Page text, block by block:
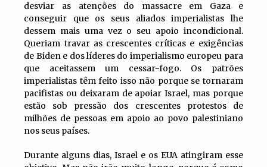
desviar as atenções do massacre em Gaza e
conseguir que os seus aliados imperialistas lhe
dessem mais uma vez o seu apoio incondicional.
Queriam travar as crescentes críticas e exigências
de Biden e dos líderes do imperialismo europeu para
que aceitassem um cessar-fogo. Os patrões
imperialistas têm feito isso não porque se tornaram
pacifistas ou deixaram de apoiar Israel, mas porque
estão sob pressão dos crescentes protestos de
milhões de pessoas em apoio ao povo palestiniano
nos seus países.
Durante alguns dias, Israel e os EUA atingiram esse